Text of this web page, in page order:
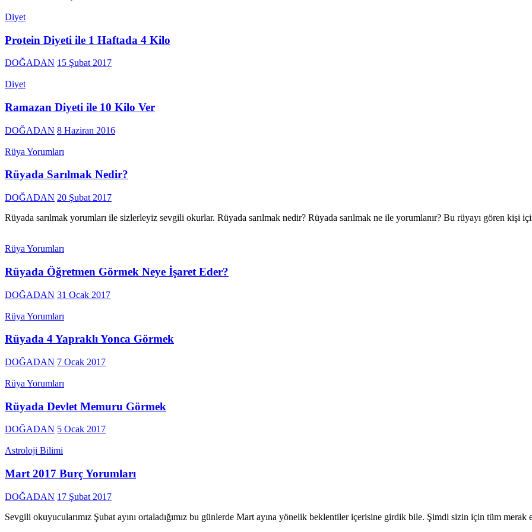
Diyet
Protein Diyeti ile 1 Haftada 4 Kilo
DOĞADAN 15 Şubat 2017
Diyet
Ramazan Diyeti ile 10 Kilo Ver
DOĞADAN 8 Haziran 2016
Rüya Yorumları
Rüyada Sarılmak Nedir?
DOĞADAN 20 Şubat 2017
Rüyada sarılmak yorumları ile sizlerleyiz sevgili okurlar. Rüyada sarılmak nedir? Rüyada sarılmak ne ile yorumlanır? Bu rüyayı gören kişi
Rüya Yorumları
Rüyada Öğretmen Görmek Neye İşaret Eder?
DOĞADAN 31 Ocak 2017
Rüya Yorumları
Rüyada 4 Yapraklı Yonca Görmek
DOĞADAN 7 Ocak 2017
Rüya Yorumları
Rüyada Devlet Memuru Görmek
DOĞADAN 5 Ocak 2017
Astroloji Bilimi
Mart 2017 Burç Yorumları
DOĞADAN 17 Şubat 2017
Sevgili okuyucularımız Şubat ayını ortaladığımız bu günlerde Mart ayına yönelik beklentiler içerisine girdik bile. Şimdi sizin için tüm